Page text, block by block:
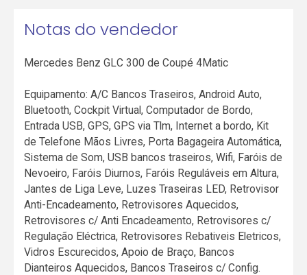
Notas do vendedor
Mercedes Benz GLC 300 de Coupé 4Matic
Equipamento: A/C Bancos Traseiros, Android Auto,
Bluetooth, Cockpit Virtual, Computador de Bordo,
Entrada USB, GPS, GPS via Tlm, Internet a bordo, Kit
de Telefone Mãos Livres, Porta Bagageira Automática,
Sistema de Som, USB bancos traseiros, Wifi, Faróis de
Nevoeiro, Faróis Diurnos, Faróis Reguláveis em Altura,
Jantes de Liga Leve, Luzes Traseiras LED, Retrovisor
Anti-Encadeamento, Retrovisores Aquecidos,
Retrovisores c/ Anti Encadeamento, Retrovisores c/
Regulação Eléctrica, Retrovisores Rebativeis Eletricos,
Vidros Escurecidos, Apoio de Braço, Bancos
Dianteiros Aquecidos, Bancos Traseiros c/ Config.